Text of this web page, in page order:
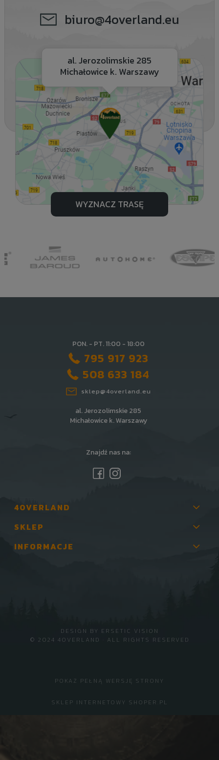
biuro@4overland.eu
al. Jerozolimskie 285
Michałowice k. Warszawy
WYZNACZ TRASĘ
PON. - PT. 11:00 - 18:00
795 917 923
508 633 184
sklep@4overland.eu
al. Jerozolimskie 285
Michałowice k. Warszawy
Znajdź nas na:
4OVERLAND
SKLEP
INFORMACJE
© 2024 4OVERLAND · ALL RIGHTS RESERVED
DESIGN BY ERSETIC VISION
POKAŻ PEŁNĄ WERSJĘ STRONY
SKLEP INTERNETOWY SHOPER.PL